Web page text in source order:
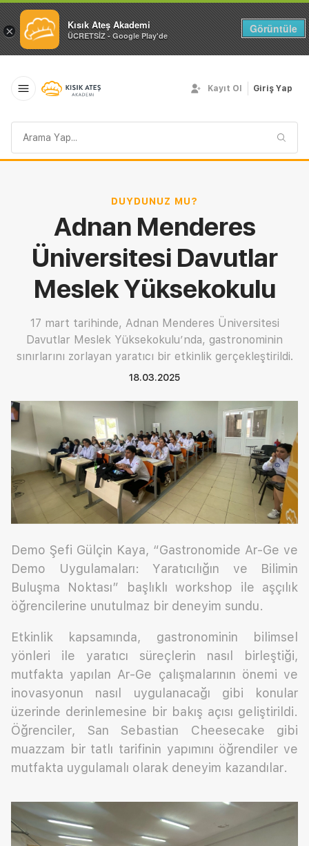
× Kısık Ateş Akademi
ÜCRETSİZ - Google Play'de
Görüntüle
sorgusu
Kayıt Ol Giriş Yap
DUYDUNUZ MU?
Adnan Menderes
Üniversitesi Davutlar
Meslek Yüksekokulu
17 mart tarihinde, Adnan Menderes Üniversitesi
Davutlar Meslek Yüksekokulu’nda, gastronominin
sınırlarını zorlayan yaratıcı bir etkinlik gerçekleştirildi.
18.03.2025
Demo Şefi Gülçin Kaya, “Gastronomide Ar-Ge ve
Demo Uygulamaları: Yaratıcılığın ve Bilimin
Buluşma Noktası” başlıklı workshop ile aşçılık
öğrencilerine unutulmaz bir deneyim sundu.
Etkinlik kapsamında, gastronominin bilimsel
yönleri ile yaratıcı süreçlerin nasıl birleştiği,
mutfakta yapılan Ar-Ge çalışmalarının önemi ve
inovasyonun nasıl uygulanacağı gibi konular
üzerinde derinlemesine bir bakış açısı geliştirildi.
Öğrenciler, San Sebastian Cheesecake gibi
muazzam bir tatlı tarifinin yapımını öğrendiler ve
mutfakta uygulamalı olarak deneyim kazandılar.